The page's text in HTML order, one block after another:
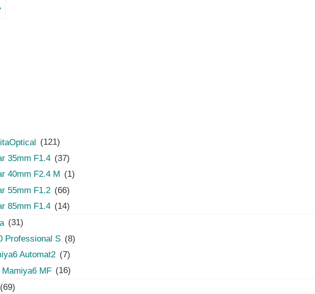
(121)
35mm F1.4 (37)
40mm F2.4 M (1)
55mm F1.2 (66)
85mm F1.4 (14)
(31)
Professional S (8)
Automat2 (7)
Mamiya6 MF (16)
(69)